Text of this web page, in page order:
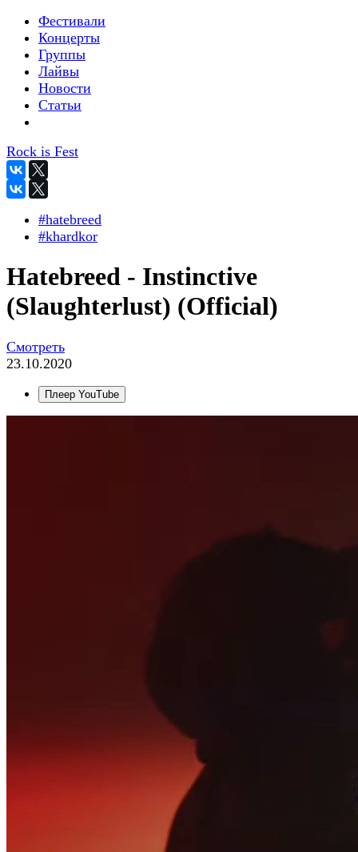
Фестивали
Концерты
Группы
Лайвы
Новости
Статьи
Rock is Fest
#hatebreed
#khardkor
Hatebreed - Instinctive
(Slaughterlust) (Official)
Смотреть
23.10.2020
Плеер YouTube